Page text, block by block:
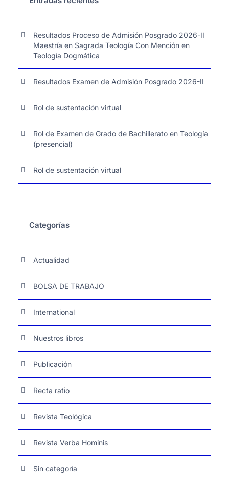
Resultados Proceso de Admisión Posgrado 2026-II
Maestría en Sagrada Teología Con Mención en
Teología Dogmática
Resultados Examen de Admisión Posgrado 2026-II
Rol de sustentación virtual
Rol de Examen de Grado de Bachillerato en Teología
(presencial)
Rol de sustentación virtual
Categorías
Actualidad
BOLSA DE TRABAJO
International
Nuestros libros
Publicación
Recta ratio
Revista Teológica
Revista Verba Hominis
Sin categoría